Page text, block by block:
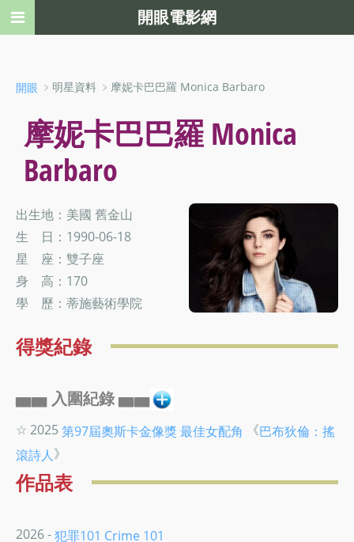
開眼 ﹥明星資料 ﹥摩妮卡巴巴羅 Monica Barbaro
摩妮卡巴巴羅 Monica
Barbaro
出生地：美國 舊金山
生 日：1990-06-18
星 座：雙子座
身 高：170
學 歷：蒂施藝術學院
得獎紀錄
▅▅ 入圍紀錄 ▅▅
☆ 2025第97屆奧斯卡金像獎最佳女配角 《巴布狄倫：搖
滾詩人》
作品表
2026 -犯罪101 Crime 101
開眼電影網